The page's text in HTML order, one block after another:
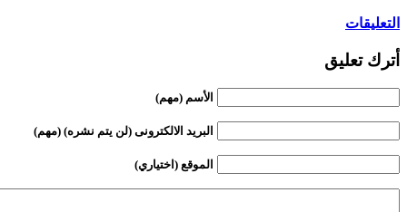
التعليقات
أترك تعليق
الأسم (مهم)
البريد الالكترونى (لن يتم نشره) (مهم)
الموقع (اختياري)